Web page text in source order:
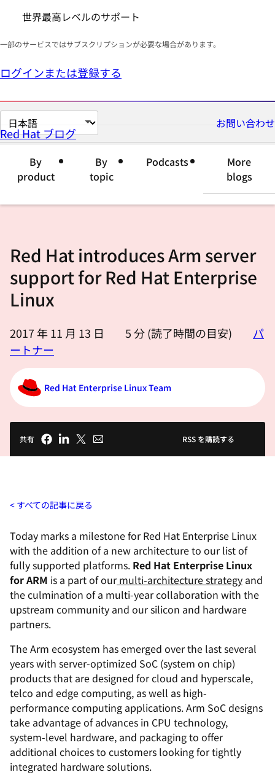
世界最高レベルのサポート
一部のサービスではサブスクリプションが必要な場合があります。
ログインまたは登録する
ペ
ー
語
て
さ
い
お問い合わせ
Red Hat ブログ
By
product
By
topic
Podcasts
More
blogs
Red Hat introduces Arm server
support for Red Hat Enterprise
Linux
2017 年 11 月 13 日 5分 (読了時間の目安)
パ
ートナー
Red Hat Enterprise Linux Team
共有 RSS を購読する
すべての記事に戻る
Today marks a milestone for Red Hat Enterprise Linux
with the addition of a new architecture to our list of
fully supported platforms. Red Hat Enterprise Linux
for ARM is a part of ourmulti-architecture strategy and
the culmination of a multi-year collaboration with the
upstream community and our silicon and hardware
partners.
The Arm ecosystem has emerged over the last several
years with server-optimized SoC (system on chip)
products that are designed for cloud and hyperscale,
telco and edge computing, as well as high-
performance computing applications. Arm SoC designs
take advantage of advances in CPU technology,
system-level hardware, and packaging to offer
additional choices to customers looking for tightly
integrated hardware solutions.